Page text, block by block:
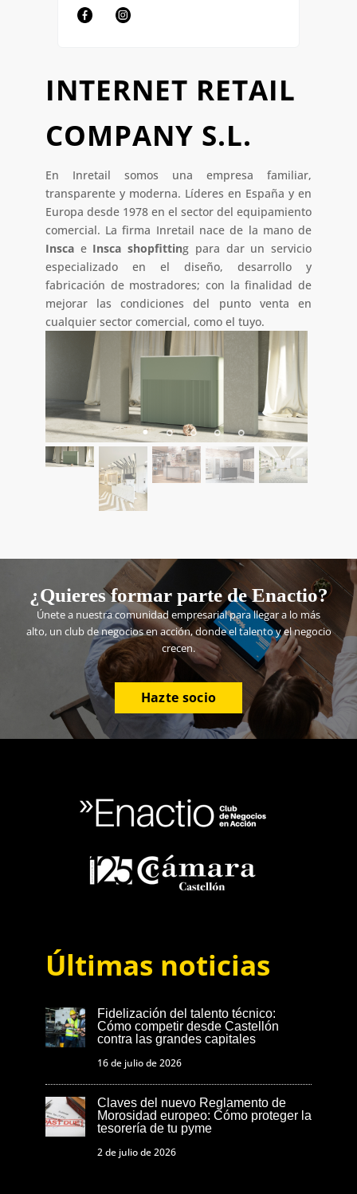
INTERNET RETAIL
COMPANY S.L.
En Inretail somos una empresa familiar,
transparente y moderna. Líderes en España y en
Europa desde 1978 en el sector del equipamiento
comercial. La firma Inretail nace de la mano de
Inscae Insca shopfitting para dar un servicio
especializado en el diseño, desarrollo y
fabricación de mostradores; con la finalidad de
mejorar las condiciones del punto venta en
cualquier sector comercial, como el tuyo.
¿Quieres formar parte de Enactio?
Únete a nuestra comunidad empresarial para llegar a lo más
alto, un club de negocios en acción, donde el talento y el negocio
crecen.
Hazte socio
Últimas noticias
Fidelización del talento técnico:
Cómo competir desde Castellón
contra las grandes capitales
16 de julio de 2026
Claves del nuevo Reglamento de
Morosidad europeo: Cómo proteger la
tesorería de tu pyme
2 de julio de 2026